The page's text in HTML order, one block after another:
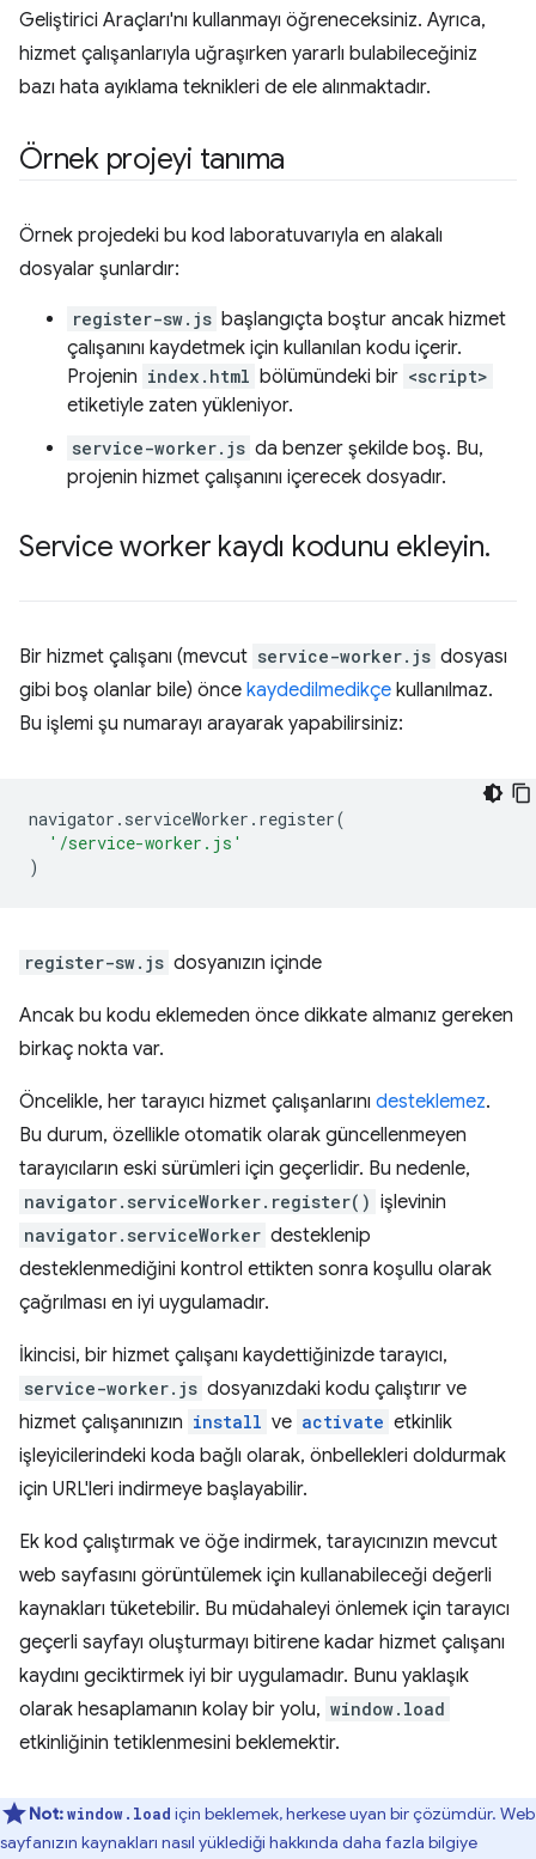
Geliştirici Araçları'nı kullanmayı öğreneceksiniz. Ayrıca,
hizmet çalışanlarıyla uğraşırken yararlı bulabileceğiniz
bazı hata ayıklama teknikleri de ele alınmaktadır.
Örnek projeyi tanıma
Örnek projedeki bu kod laboratuvarıyla en alakalı
dosyalar şunlardır:
register-sw.js başlangıçta boştur ancak hizmet
çalışanını kaydetmek için kullanılan kodu içerir.
Projenin index.html bölümündeki bir <script>
etiketiyle zaten yükleniyor.
service-worker.js da benzer şekilde boş. Bu,
projenin hizmet çalışanını içerecek dosyadır.
Service worker kaydı kodunu ekleyin.
Bir hizmet çalışanı (mevcut service-worker.js dosyası
gibi boş olanlar bile) önce kaydedilmedikçe kullanılmaz.
Bu işlemi şu numarayı arayarak yapabilirsiniz:
navigator . serviceWorker . register(
'/service-worker.js'
)
register-sw.js dosyanızın içinde
Ancak bu kodu eklemeden önce dikkate almanız gereken
birkaç nokta var.
Öncelikle, her tarayıcı hizmet çalışanlarını desteklemez.
Bu durum, özellikle otomatik olarak güncellenmeyen
tarayıcıların eski sürümleri için geçerlidir. Bu nedenle,
navigator.serviceWorker.register() işlevinin
navigator.serviceWorker desteklenip
desteklenmediğini kontrol ettikten sonra koşullu olarak
çağrılması en iyi uygulamadır.
İkincisi, bir hizmet çalışanı kaydettiğinizde tarayıcı,
service-worker.js dosyanızdaki kodu çalıştırır ve
hizmet çalışanınızın install ve activate etkinlik
işleyicilerindeki koda bağlı olarak, önbellekleri doldurmak
için URL'leri indirmeye başlayabilir.
Ek kod çalıştırmak ve öğe indirmek, tarayıcınızın mevcut
web sayfasını görüntülemek için kullanabileceği değerli
kaynakları tüketebilir. Bu müdahaleyi önlemek için tarayıcı
geçerli sayfayı oluşturmayı bitirene kadar hizmet çalışanı
kaydını geciktirmek iyi bir uygulamadır. Bunu yaklaşık
olarak hesaplamanın kolay bir yolu, window.load
etkinliğinin tetiklenmesini beklemektir.
Not:window.load için beklemek, herkese uyan bir çözümdür. Web
sayfanızın kaynakları nasıl yüklediği hakkında daha fazla bilgiye